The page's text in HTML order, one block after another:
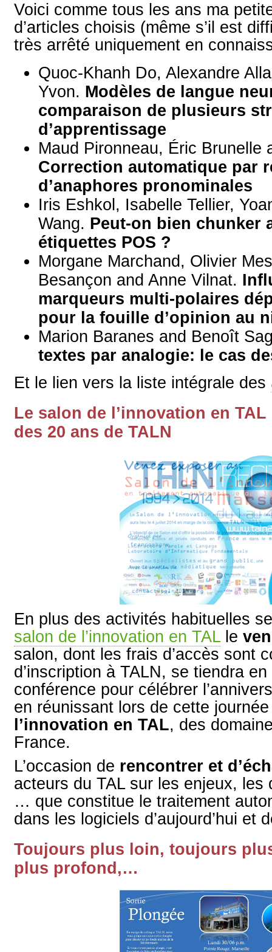
Voici comme tous les ans ma
d’articles choisis (même s’il est
très arrêté uniquement en
Quoc-Khanh Do, Alexandre
Yvon. Modèles de langue
comparaison de plusieurs
d’apprentissage
Maud Pironneau, Éric Brunelle
Correction automatique par
d’anaphores pronominales
Iris Eshkol, Isabelle Tellier,
Wang. Peut-on bien chunker
étiquettes POS ?
Morgane Marchand, Olivier
Besançon and Anne Vilnat.
marqueurs multi-polaires
pour la fouille d’opinion au
Marion Baranes and Benoît
textes par analogie: le cas
Et le lien vers la liste intégrale des
Le salon de l’innovation en
des 20 ans de TALN
En plus des activités habituelles
salon de l’innovation en TALle
salon, dont les frais d’accès sont
d’inscription à TALN, se tiendra
conférence pour célébrer
en réunissant lors de cette
l’innovation en TAL, des
France.
L’occasion de rencontrer et
acteurs du TAL sur les enjeux, les
… que constitue le traitement
dans les logiciels d’aujourd’hui et
Toujours plus loin, toujours
plus profond,…